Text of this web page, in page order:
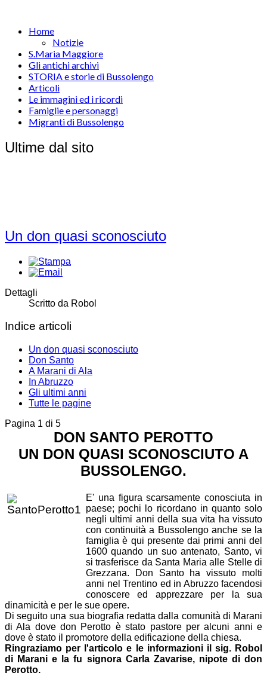
Home
Notizie
S.Maria Maggiore
Gli antichi archivi
STORIA e storie di Bussolengo
Articoli
Le immagini ed i ricordi
Famiglie e personaggi
Migranti di Bussolengo
Ultime dal sito
Un don quasi sconosciuto
Dettagli
Scritto da Robol
Indice articoli
Un don quasi sconosciuto
Don Santo
A Marani di Ala
In Abruzzo
Gli ultimi anni
Tutte le pagine
Pagina 1 di 5
DON SANTO PEROTTO
UN DON QUASI SCONOSCIUTO A
BUSSOLENGO.
E' una figura scarsamente conosciuta in
paese; pochi lo ricordano in quanto solo
negli ultimi anni della sua vita ha vissuto
con continuità a Bussolengo anche se la
famiglia è qui presente dai primi anni del
1600 quando un suo antenato, Santo, vi
si trasferisce da Santa Maria alle Stelle di
Grezzana. Don Santo ha vissuto molti
anni nel Trentino ed in Abruzzo facendosi
conoscere ed apprezzare per la sua
dinamicità e per le sue opere.
Di seguito una sua biografia redatta dalla comunità di Marani
di Ala dove don Perotto è stato pastore per alcuni anni e
dove è stato il promotore della edificazione della chiesa.
Ringraziamo per l'articolo e le informazioni il sig. Robol
di Marani e la fu signora Carla Zavarise, nipote di don
Perotto.